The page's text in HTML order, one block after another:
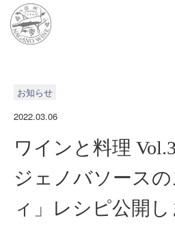
お知らせ
2022.03.06
ワインと料理
ジェノバソース
ィ」レシピ公開し